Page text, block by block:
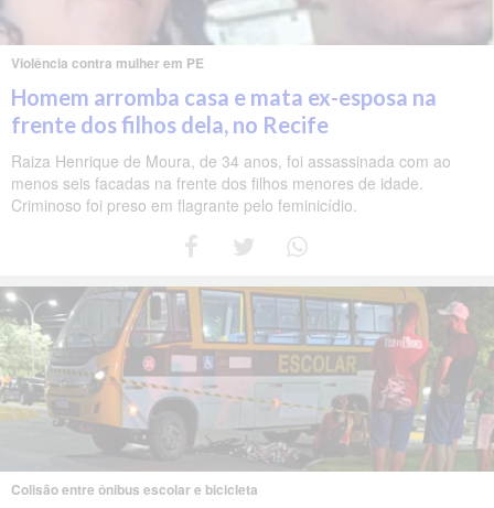
Violência contra mulher em PE
Homem arromba casa e mata ex-esposa na
frente dos filhos dela, no Recife
Raiza Henrique de Moura, de 34 anos, foi assassinada com ao
menos seis facadas na frente dos filhos menores de idade.
Criminoso foi preso em flagrante pelo feminicídio.
Colisão entre ônibus escolar e bicicleta